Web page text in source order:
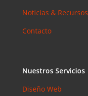
Noticias & Recursos
Contacto
Nuestros Servicios
Diseño Web